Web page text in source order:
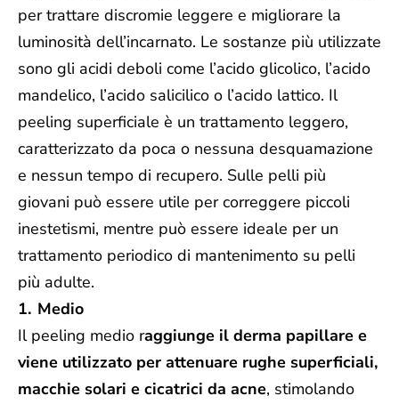
per trattare discromie leggere e migliorare la
luminosità dell’incarnato. Le sostanze più utilizzate
sono gli acidi deboli come l’acido glicolico, l’acido
mandelico, l’acido salicilico o l’acido lattico. Il
peeling superficiale è un trattamento leggero,
caratterizzato da poca o nessuna desquamazione
e nessun tempo di recupero. Sulle pelli più
giovani può essere utile per correggere piccoli
inestetismi, mentre può essere ideale per un
trattamento periodico di mantenimento su pelli
più adulte.
Medio
Il peeling medio raggiunge il derma papillare e
viene utilizzato per attenuare rughe superficiali,
macchie solari e cicatrici da acne, stimolando